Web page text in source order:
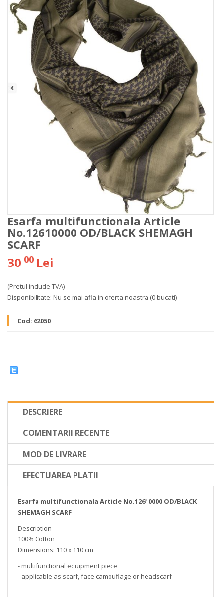
Esarfa multifunctionala Article
No.12610000 OD/BLACK SHEMAGH
SCARF
30 00 Lei
(Pretul include TVA)
Disponibilitate: Nu se mai afla in oferta noastra (0 bucati)
Cod: 62050
DESCRIERE
COMENTARII RECENTE
MOD DE LIVRARE
EFECTUAREA PLATII
Esarfa multifunctionala Article No.12610000 OD/BLACK
SHEMAGH SCARF
Description
100% Cotton
Dimensions: 110 x 110 cm
- multifunctional equipment piece
- applicable as scarf, face camouflage or headscarf